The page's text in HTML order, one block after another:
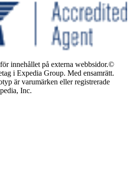
innehållet på externa webbsidor.©
i Expedia Group. Med ensamrätt.
är varumärken eller registrerade
Inc.